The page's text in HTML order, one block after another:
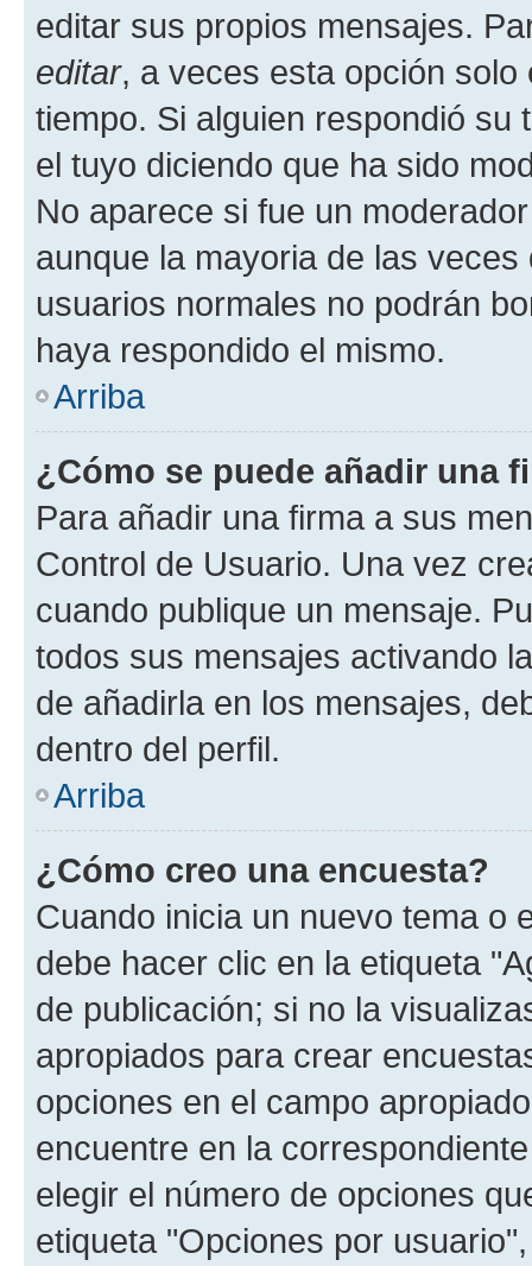
editar sus propios mensajes.
editar, a veces esta opción
tiempo. Si alguien respondió
el tuyo diciendo que ha sido
No aparece si fue un
aunque la mayoria de las
usuarios normales no podrán
haya respondido el mismo.
Arriba
¿Cómo se puede añadir una
Para añadir una firma a sus
Control de Usuario. Una vez
cuando publique un mensaje.
todos sus mensajes activando
de añadirla en los mensajes,
dentro del perfil.
Arriba
¿Cómo creo una encuesta?
Cuando inicia un nuevo tema o
debe hacer clic en la etiqueta
de publicación; si no la
apropiados para crear
opciones en el campo
encuentre en la
elegir el número de opciones
etiqueta "Opciones por